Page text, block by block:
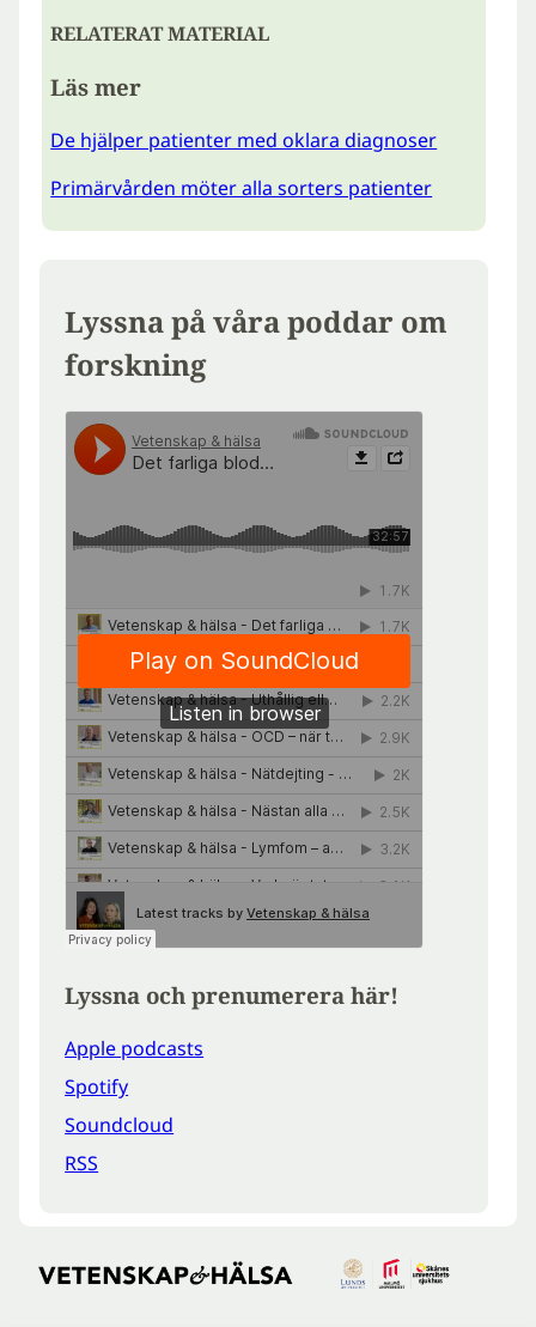
RELATERAT MATERIAL
Läs mer
De hjälper patienter med oklara diagnoser
Primärvården möter alla sorters patienter
Lyssna på våra poddar om
forskning
Lyssna och prenumerera här!
Apple podcasts
Spotify
Soundcloud
RSS